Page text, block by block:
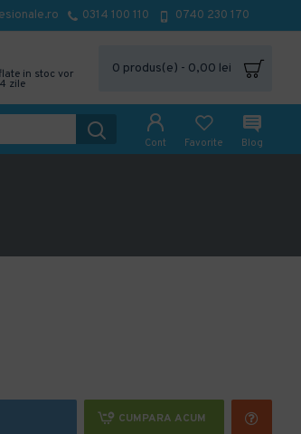
0314 100 110 0740 230 170
in stoc vor
zile
0 produs(e) - 0,00 lei
Cont Favorite Blog
CUMPARA ACUM